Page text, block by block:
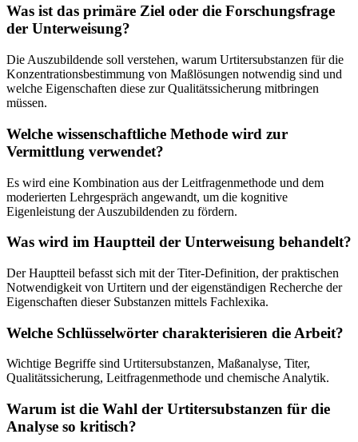
Was ist das primäre Ziel oder die Forschungsfrage
der Unterweisung?
Die Auszubildende soll verstehen, warum Urtitersubstanzen für die
Konzentrationsbestimmung von Maßlösungen notwendig sind und
welche Eigenschaften diese zur Qualitätssicherung mitbringen
müssen.
Welche wissenschaftliche Methode wird zur
Vermittlung verwendet?
Es wird eine Kombination aus der Leitfragenmethode und dem
moderierten Lehrgespräch angewandt, um die kognitive
Eigenleistung der Auszubildenden zu fördern.
Was wird im Hauptteil der Unterweisung behandelt?
Der Hauptteil befasst sich mit der Titer-Definition, der praktischen
Notwendigkeit von Urtitern und der eigenständigen Recherche der
Eigenschaften dieser Substanzen mittels Fachlexika.
Welche Schlüsselwörter charakterisieren die Arbeit?
Wichtige Begriffe sind Urtitersubstanzen, Maßanalyse, Titer,
Qualitätssicherung, Leitfragenmethode und chemische Analytik.
Warum ist die Wahl der Urtitersubstanzen für die
Analyse so kritisch?